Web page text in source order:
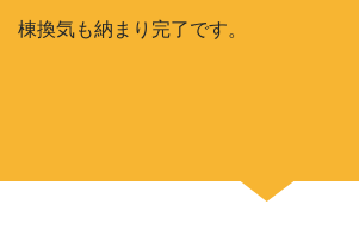
棟換気も納まり完了です。